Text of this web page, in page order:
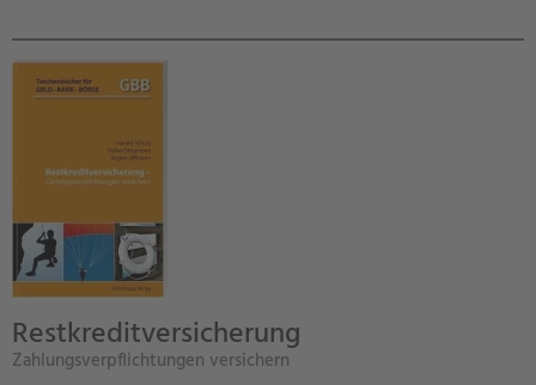
Restkreditversicherung
Zahlungsverpflichtungen versichern